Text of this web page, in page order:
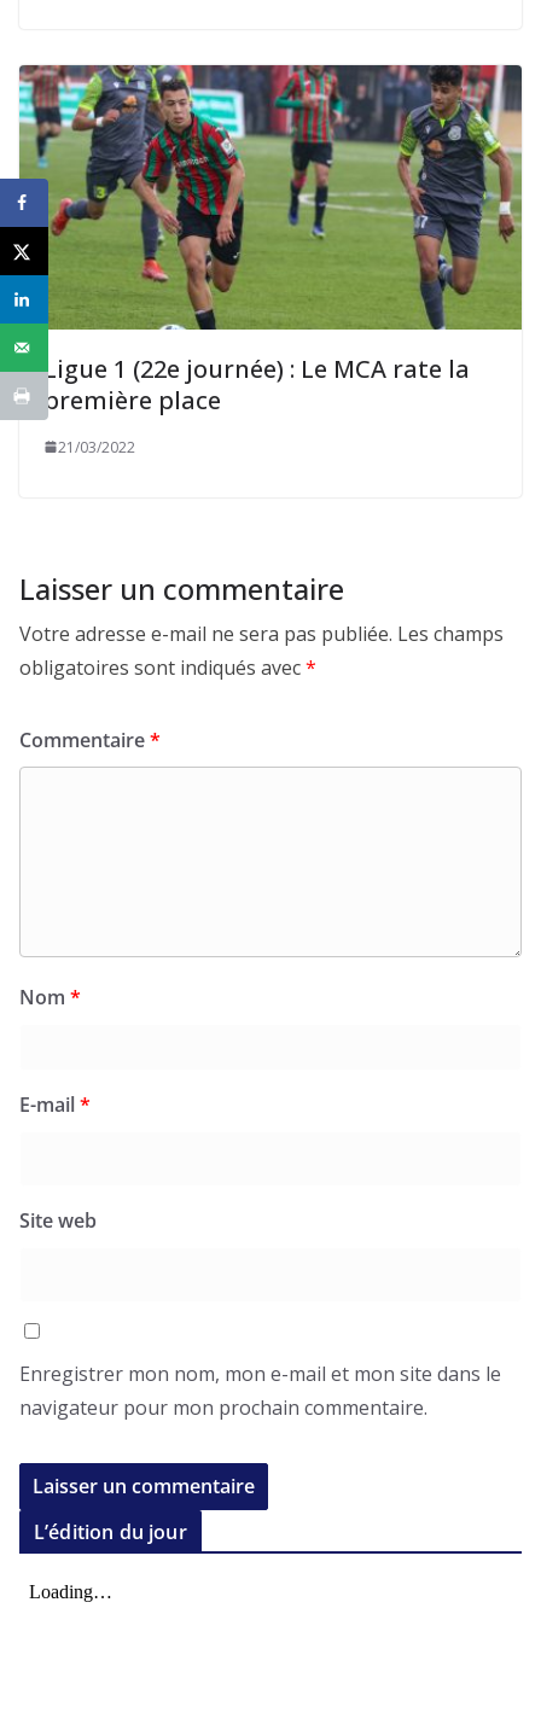
Ligue 1 (22e journée) : Le MCA rate la
première place
21/03/2022
Laisser un commentaire
Votre adresse e-mail ne sera pas publiée. Les champs
obligatoires sont indiqués avec*
Commentaire*
Nom *
E-mail*
Site web
Enregistrer mon nom, mon e-mail et mon site dans le
navigateur pour mon prochain commentaire.
L’édition du jour